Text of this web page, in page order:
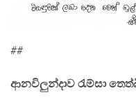
##
ආනවිලුන්දාව රැම්සා